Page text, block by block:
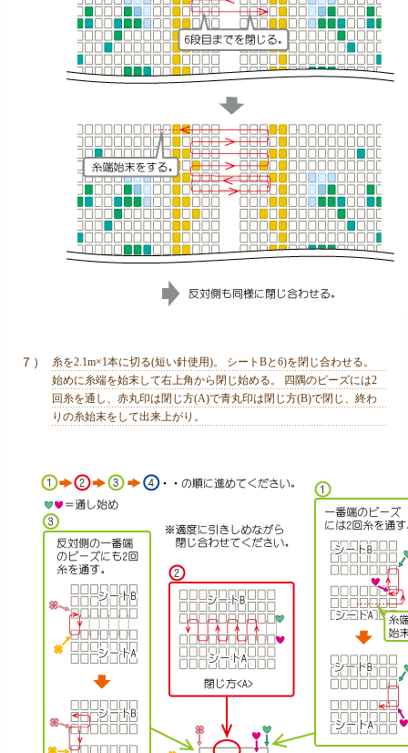
７）
糸を2.1m×1本に切る(短い針使用)。 シートBと6)を閉じ合わせる。
始めに糸端を始末して右上角から閉じ始める。 四隅のビーズには2
回糸を通し、赤丸印は閉じ方(A)で青丸印は閉じ方(B)で閉じ、終わ
りの糸始末をして出来上がり。